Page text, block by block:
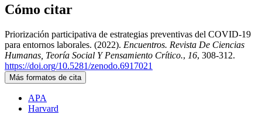
Cómo citar
Priorización participativa de estrategias preventivas del COVID-19
para entornos laborales. (2022). Encuentros. Revista De Ciencias
Humanas, Teoría Social Y Pensamiento Crítico., 16, 308-312.
https://doi.org/10.5281/zenodo.6917021
Más formatos de cita
APA
Harvard